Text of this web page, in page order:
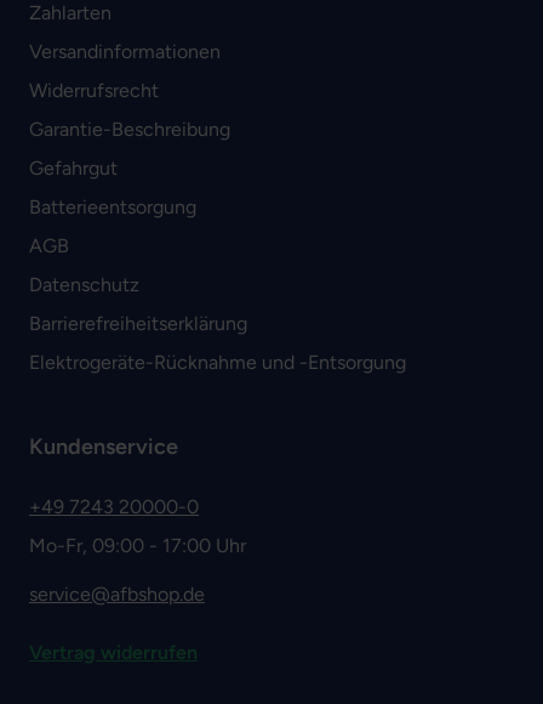
Zahlarten
Versandinformationen
Widerrufsrecht
Garantie-Beschreibung
Gefahrgut
Batterieentsorgung
AGB
Datenschutz
Barrierefreiheitserklärung
Elektrogeräte-Rücknahme und -Entsorgung
Kundenservice
+49 7243 20000-0
Mo-Fr, 09:00 - 17:00 Uhr
service@afbshop.de
Vertrag widerrufen